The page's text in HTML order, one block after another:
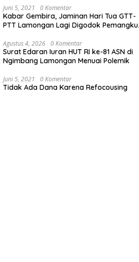
Juni 5, 2021 0 Komentar
Kabar Gembira, Jaminan Hari Tua GTT-
PTT Lamongan Lagi Digodok Pemangku
Agustus 4, 2026 0 Komentar
Surat Edaran Iuran HUT RI ke-81 ASN di
Ngimbang Lamongan Menuai Polemik
Juni 5, 2021 0 Komentar
Tidak Ada Dana Karena Refocousing